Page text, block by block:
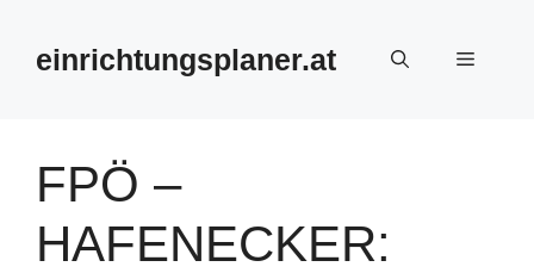
springeneinrichtungsplaner.at Menü
FPÖ –
HAFENECKER: